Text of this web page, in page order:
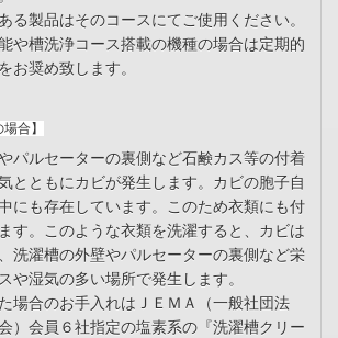
る製品はそのコースにてご使用ください。
や槽洗浄コース搭載の機種の場合は定期的
お奨め致します。
合】
パルセーターの裏側など石鹸カス等の付着
とともにカビが発生します。カビの胞子自
にも存在しています。このため衣類にも付
す。このような衣類を洗濯すると、カビは
洗濯槽の外壁やパルセーターの裏側など栄
や湿気の多い場所で発生します。
場合のお手入れはＪＥＭＡ（一般社団法
）会員６社指定の塩素系の『洗濯槽クリー